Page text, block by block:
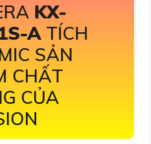
KX-
A TÍCH
SẢN
CHẤT
CỦA